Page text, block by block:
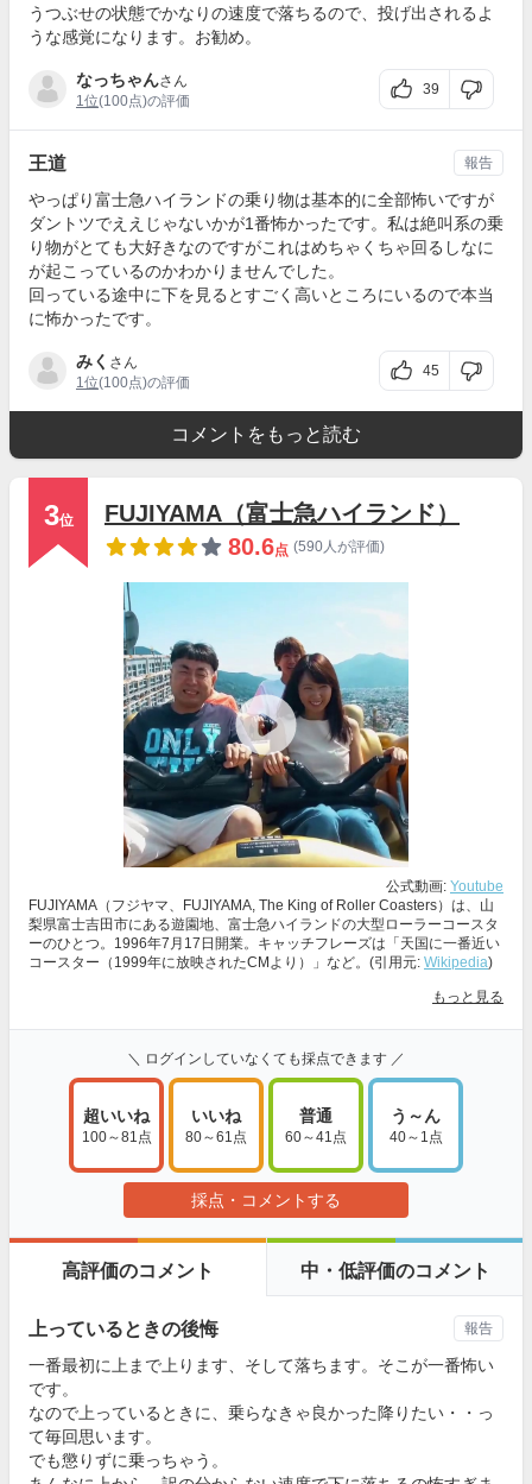
うつぶせの状態でかなりの速度で落ちるので、投げ出されるよ
うな感覚になります。お勧め。
なっちゃんさん
1位(100点)の評価
39
王道
やっぱり富士急ハイランドの乗り物は基本的に全部怖いですが
ダントツでええじゃないかが1番怖かったです。私は絶叫系の乗
り物がとても大好きなのですがこれはめちゃくちゃ回るしなに
が起こっているのかわかりませんでした。
回っている途中に下を見るとすごく高いところにいるので本当
に怖かったです。
みく さん
1位(100点)の評価
45
報告
コメントをもっと読む
3位
FUJIYAMA（富士急ハイランド）
80.6点 (590人が評価)
公式動画: Youtube
FUJIYAMA（フジヤマ、FUJIYAMA, The King of Roller Coasters）は、山
梨県富士吉田市にある遊園地、富士急ハイランドの大型ローラーコースタ
ーのひとつ。1996年7月17日開業。キャッチフレーズは「天国に一番近い
コースター（1999年に放映されたCMより）」など。(引用元: Wikipedia)
もっと見る
＼ ログインしていなくても採点できます ／
超いいね
100～81点
いいね
80～61点
普通
60～41点
う～ん
40～1点
採点・コメントする
高評価のコメント 中・低評価のコメント
上っているときの後悔
一番最初に上まで上ります、そして落ちます。そこが一番怖い
です。
なので上っているときに、乗らなきゃ良かった降りたい・・っ
て毎回思います。
でも懲りずに乗っちゃう。
報告